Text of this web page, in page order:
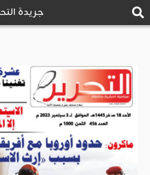
جريدة